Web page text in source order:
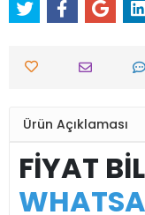
Ürün Açıklaması
FİYAT